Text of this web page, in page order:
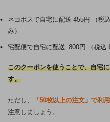
ネコポスで自宅に配送 455円 （税
み）
宅配便で自宅に配送 800円 （税込
このクーポンを使うことで、自宅
す。
ただし、 「50枚以上の注文」で利
注意しましょう。